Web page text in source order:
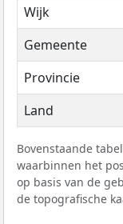
Wijk
Gemeente
Provincie
Land
Bovenstaande
waarbinnen het
op basis van de
de topografische